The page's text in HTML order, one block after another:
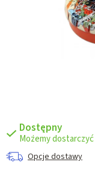
Dostępny
Opcje dostawy